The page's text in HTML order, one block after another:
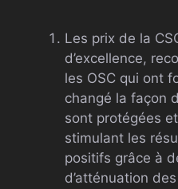
Les prix de la
d’excellence,
les OSC qui ont
changé la façon
sont protégées
stimulant les
positifs grâce à
d’atténuation